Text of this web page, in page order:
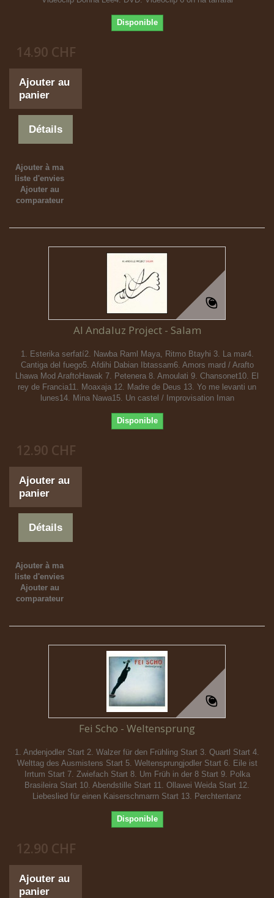
Disponible
14.90 CHF
Ajouter au
panier
Détails
Ajouter à ma
liste d'envies
Ajouter au
comparateur
Al Andaluz Project - Salam
1. Esterika serfatí2. Nawba Raml Maya, Ritmo Btayhi 3. La mar4.
Cantiga del fuego5. Afdihi Dabian Ibtassam6. Amors mard / Arafto
Lhawa Mod AraftoHawak 7. Petenera 8. Amoulati 9. Chansonet10. El
rey de Francia11. Moaxaja 12. Madre de Deus 13. Yo me levanti un
lunes14. Mina Nawa15. Un castel / Improvisation Iman
Disponible
12.90 CHF
Ajouter au
panier
Détails
Ajouter à ma
liste d'envies
Ajouter au
comparateur
Fei Scho - Weltensprung
1. Andenjodler Start 2. Walzer für den Frühling Start 3. Quartl Start 4.
Welttag des Ausmistens Start 5. Weltensprungjodler Start 6. Eile ist
Irrtum Start 7. Zwiefach Start 8. Um Früh in der 8 Start 9. Polka
Brasileira Start 10. Abendstille Start 11. Ollawei Weida Start 12.
Liebeslied für einen Kaiserschmarrn Start 13. Perchtentanz
Disponible
12.90 CHF
Ajouter au
panier